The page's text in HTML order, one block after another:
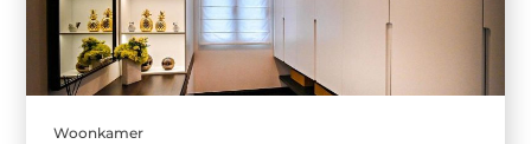
Woonkamer